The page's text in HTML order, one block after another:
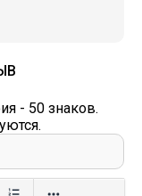
- 50 знаков.